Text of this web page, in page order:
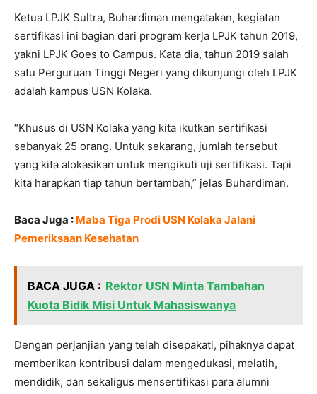
Ketua LPJK Sultra, Buhardiman mengatakan, kegiatan
sertifikasi ini bagian dari program kerja LPJK tahun 2019,
yakni LPJK Goes to Campus. Kata dia, tahun 2019 salah
satu Perguruan Tinggi Negeri yang dikunjungi oleh LPJK
adalah kampus USN Kolaka.
“Khusus di USN Kolaka yang kita ikutkan sertifikasi
sebanyak 25 orang. Untuk sekarang, jumlah tersebut
yang kita alokasikan untuk mengikuti uji sertifikasi. Tapi
kita harapkan tiap tahun bertambah,” jelas Buhardiman.
Baca Juga : Maba Tiga Prodi USN Kolaka Jalani
Pemeriksaan Kesehatan
BACA JUGA : Rektor USN Minta Tambahan
Kuota Bidik Misi Untuk Mahasiswanya
Dengan perjanjian yang telah disepakati, pihaknya dapat
memberikan kontribusi dalam mengedukasi, melatih,
mendidik, dan sekaligus mensertifikasi para alumni